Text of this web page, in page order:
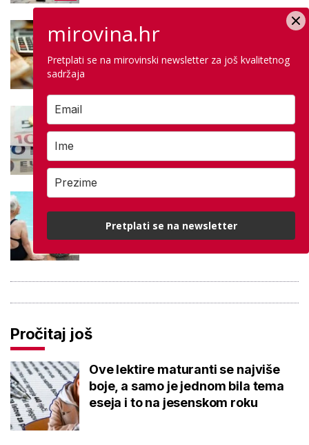
Što je MIREX i kako se računa?
Važna brojka za kategoriju štednje
u drugom stupu
stupu: Srpanjski prinosi većine
Kupanje u ovom gradu i sutra
besplatno: Građani se mogu
ohladiti tijekom toplinskog vala
Pročitaj još
Ove lektire maturanti se najviše
boje, a samo je jednom bila tema
eseja i to na jesenskom roku
mirovina.hr
Pretplati se na mirovinski newsletter za još kvalitetnog
sadržaja
Pretplati se na newsletter